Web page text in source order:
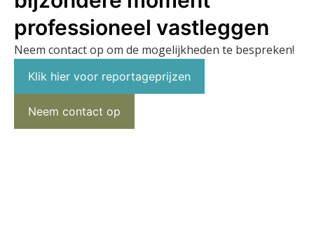
professioneel vastleggen
Neem contact op om de mogelijkheden te bespreken!
Klik hier voor reportageprijzen
Neem contact op